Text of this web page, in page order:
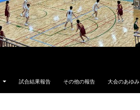
試合結果報告 その他の報告 大会のあゆみ